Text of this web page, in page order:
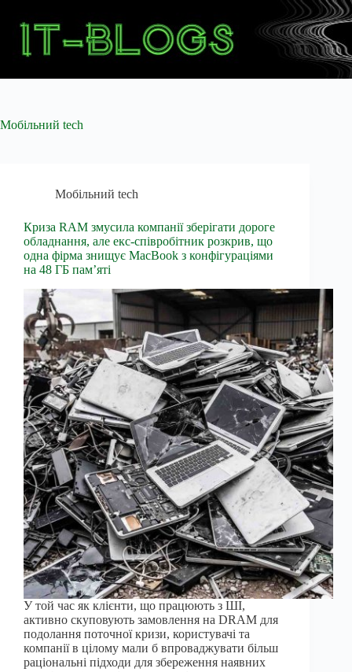
Мобільний tech
Мобільний tech
Криза RAM змусила компанії зберігати дороге
обладнання, але екс-співробітник розкрив, що
одна фірма знищує MacBook з конфігураціями
на 48 ГБ пам’яті
У той час як клієнти, що працюють з ШІ,
активно скуповують замовлення на DRAM для
подолання поточної кризи, користувачі та
компанії в цілому мали б впроваджувати більш
раціональні підходи для збереження наявних